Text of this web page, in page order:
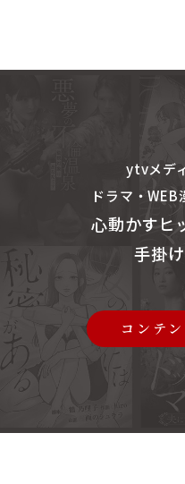
ytvメデ
ドラマ・
心動かすヒ
手掛け
コンテ